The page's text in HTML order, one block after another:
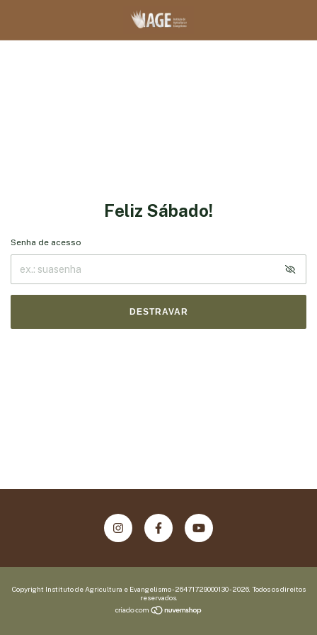
Feliz Sábado!
Senha de acesso
DESTRAVAR
Copyright Instituto de Agricultura e Evangelismo - 26471729000130 - 2026. Todos os direitos
reservados.